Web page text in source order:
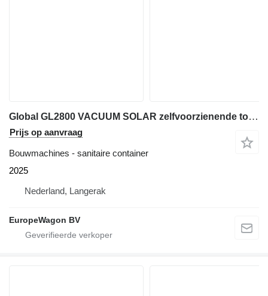
Global GL2800 VACUUM SOLAR zelfvoorzienende toiletwagen UNIEK
Prijs op aanvraag
Bouwmachines - sanitaire container
2025
Nederland, Langerak
EuropeWagon BV